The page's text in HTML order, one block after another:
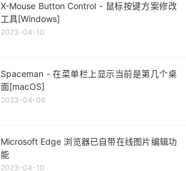
X-Mouse Button Control - 鼠标按键方案修改
工具[Windows]
2023-04-10
Spaceman - 在菜单栏上显示当前是第几个桌
面[macOS]
2023-04-06
Microsoft Edge 浏览器已自带在线图片编辑功
能
2023-04-10